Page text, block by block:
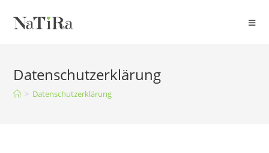
Inhalt
Datenschutzerklärung
> Datenschutzerklärung